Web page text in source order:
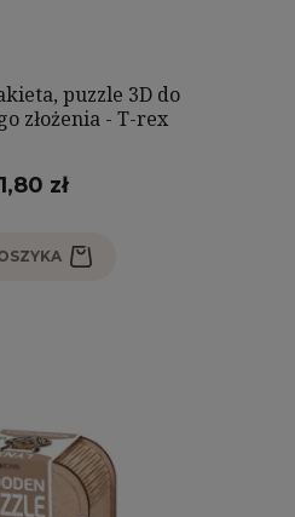
puzzle 3D do
złożenia - T-rex
zł